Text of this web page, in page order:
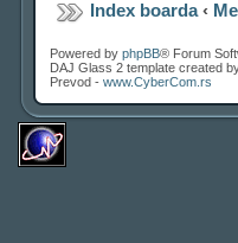
Index boarda‹
Powered by phpBB® Forum
DAJ Glass 2 template created
Prevod - www.CyberCom.rs